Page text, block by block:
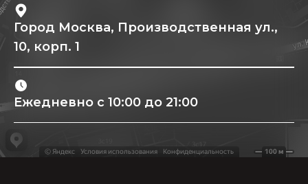
Город Москва, Производственная ул.,
10, корп. 1
Ежедневно с 10:00 до 21:00